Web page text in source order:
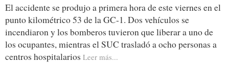
El accidente se produjo a primera hora de este viernes en el
punto kilométrico 53 de la GC-1. Dos vehículos se
incendiaron y los bomberos tuvieron que liberar a uno de
los ocupantes, mientras el SUC trasladó a ocho personas a
centros hospitalarios Leer más...